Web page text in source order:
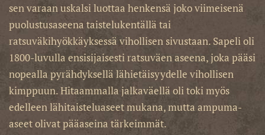
sen varaan uskalsi luottaa henkensä joko viimeisenä
puolustusaseena taistelukentällä tai
ratsuväkihyökkäyksessä vihollisen sivustaan. Sapeli oli
1800-luvulla ensisijaisesti ratsuväen aseena, joka pääsi
nopealla pyrähdyksellä lähietäisyydelle vihollisen
kimppuun. Hitaammalla jalkaväellä oli toki myös
edelleen lähitaisteluaseet mukana, mutta ampuma-
aseet olivat pääaseina tärkeimmät.